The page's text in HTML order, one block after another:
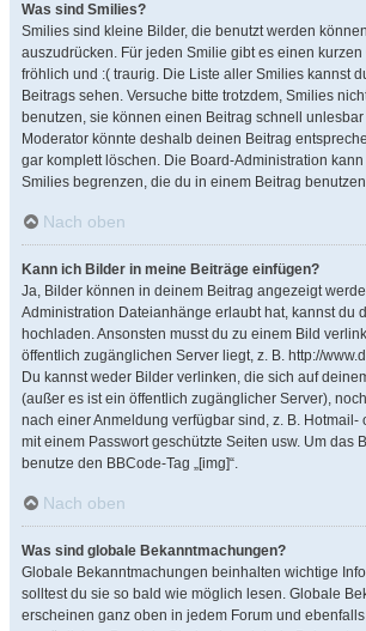
Was sind Smilies?
Smilies sind kleine Bilder, die benutzt werden
auszudrücken. Für jeden Smilie gibt es einen kurzen
fröhlich und :( traurig. Die Liste aller Smilies kannst
Beitrags sehen. Versuche bitte trotzdem, Smilies
benutzen, sie können einen Beitrag schnell
Moderator könnte deshalb deinen Beitrag
gar komplett löschen. Die Board-Administration
Smilies begrenzen, die du in einem Beitrag
Nach oben
Kann ich Bilder in meine Beiträge einfügen?
Ja, Bilder können in deinem Beitrag angezeigt
Administration Dateianhänge erlaubt hat, kannst du
hochladen. Ansonsten musst du zu einem Bild
öffentlich zugänglichen Server liegt, z. B. http://
Du kannst weder Bilder verlinken, die sich auf
(außer es ist ein öffentlich zugänglicher Server),
nach einer Anmeldung verfügbar sind, z. B. Hotmail-
mit einem Passwort geschützte Seiten usw. Um das
benutze den BBCode-Tag „[img]“.
Nach oben
Was sind globale Bekanntmachungen?
Globale Bekanntmachungen beinhalten wichtige
solltest du sie so bald wie möglich lesen. Globale
erscheinen ganz oben in jedem Forum und